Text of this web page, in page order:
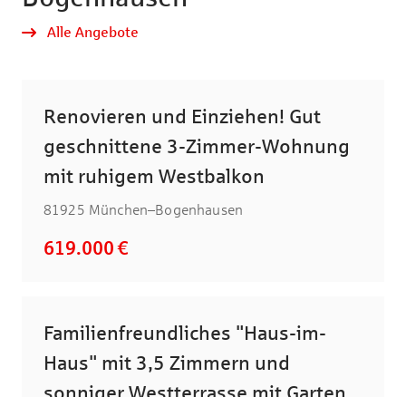
Alle Angebote
Renovieren und Einziehen! Gut
geschnittene 3-Zimmer-Wohnung
mit ruhigem Westbalkon
81925 München–Bogenhausen
619.000 €
Familienfreundliches "Haus-im-
Haus" mit 3,5 Zimmern und